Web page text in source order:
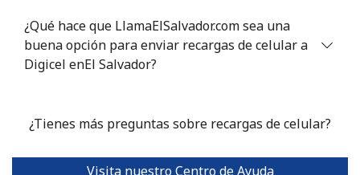
¿Qué hace que LlamaElSalvador.com sea una
buena opción para enviar recargas de celular a
Digicel enEl Salvador?
¿Tienes más preguntas sobre recargas de celular?
Visita nuestro Centro de Ayuda